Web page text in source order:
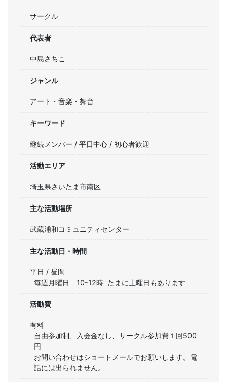
サークル
代表者
中島さちこ
ジャンル
アート・音楽・舞台
キーワード
継続メンバー / 平日中心 / 初心者歓迎
活動エリア
埼玉県さいたま市南区
主な活動場所
武蔵浦和コミュニティセンター
主な活動日・時間
平日 / 昼間
毎週月曜日　10-12時  たまに土曜日もあります
活動費
有料
自由参加制、入会金なし、サークル参加費１回500
円
お問い合わせはショートメールでお願いします。電
話には出られません。